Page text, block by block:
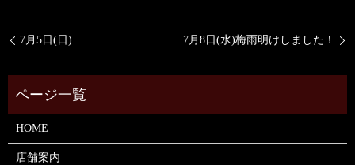
7月5日(日) 7月8日(水)梅雨明けしました！
HOME
店舗案内